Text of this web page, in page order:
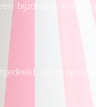
bijzondere
Zet'm op en